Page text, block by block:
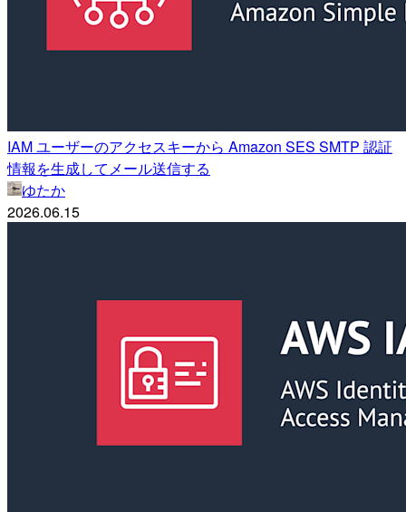
IAM ユーザーのアクセスキーから Amazon SES SMTP 認証
情報を生成してメール送信する
ゆたか
2026.06.15